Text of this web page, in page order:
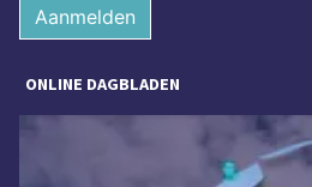
Aanmelden
ONLINE DAGBLADEN